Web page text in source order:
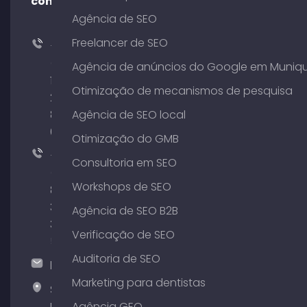
+49
176
204
801
64
+49
89
380
375
hallo@timospecht.de
Specht
Agência de SEO
Freelancer de SEO
Agência de anúncios do Google em
Otimização de mecanismos de pesquisa
Agência de SEO local
Otimização do GMB
Consultoria em SEO
Workshops de SEO
Agência de SEO B2B
Verificação de SEO
Auditoria de SEO
Marketing para dentistas